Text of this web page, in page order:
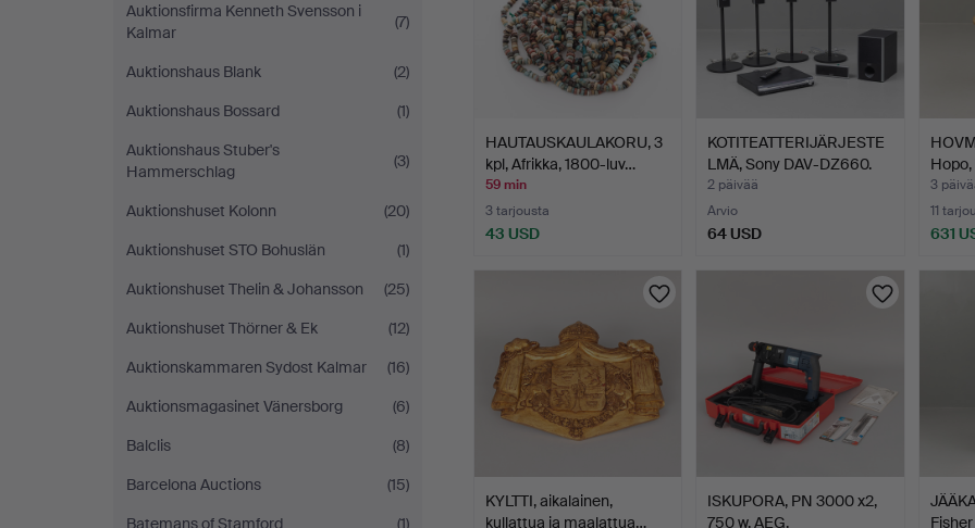
Auktionsfirma Kenneth Svensson i
Kalmar
(7)
Auktionshaus Blank
(2)
Auktionshaus Bossard
(1)
Auktionshaus Stuber's
Hammerschlag
(3)
Auktionshuset Kolonn
(20)
Auktionshuset STO Bohuslän
(1)
Auktionshuset Thelin & Johansson
(25)
Auktionshuset Thörner & Ek
(12)
Auktionskammaren Sydost Kalmar
(16)
Auktionsmagasinet Vänersborg
(6)
Balclis
(8)
Barcelona Auctions
(15)
Batemans of Stamford
(1)
HAUTAUSKAULAKORU, 3
kpl, Afrikka, 1800-luv…
59 min
3 tarjousta
43 USD
KOTITEATTERIJÄRJESTE
LMÄ, Sony DAV-DZ660.
2 päivää
Arvio
64 USD
Hopo,
3
11
631
KYLTTI, aikalainen,
kullattua ja maalattua…
ISKUPORA, PN 3000 x2,
750 w, AEG.